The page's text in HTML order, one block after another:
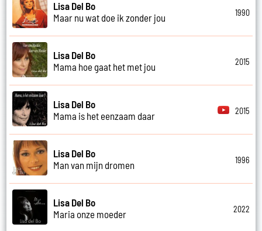
Lisa Del Bo
Maar nu wat doe ik zonder jou
1990
Lisa Del Bo
Mama hoe gaat het met jou
2015
Lisa Del Bo
Mama is het eenzaam daar
2015
Lisa Del Bo
Man van mijn dromen
1996
Lisa Del Bo
Maria onze moeder
2022